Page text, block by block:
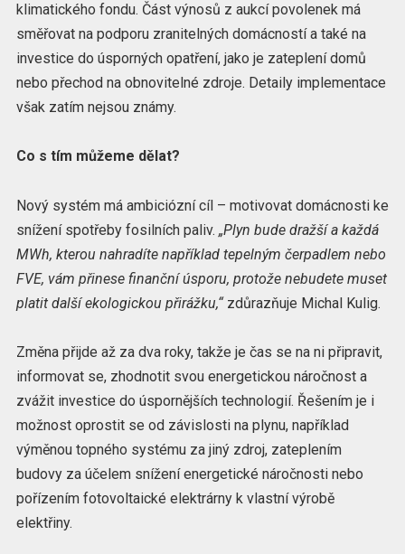
klimatického fondu. Část výnosů z aukcí povolenek má
směřovat na podporu zranitelných domácností a také na
investice do úsporných opatření, jako je zateplení domů
nebo přechod na obnovitelné zdroje. Detaily implementace
však zatím nejsou známy.
Co s tím můžeme dělat?
Nový systém má ambiciózní cíl – motivovat domácnosti ke
snížení spotřeby fosilních paliv. „Plyn bude dražší a každá
MWh, kterou nahradíte například tepelným čerpadlem nebo
FVE, vám přinese finanční úsporu, protože nebudete muset
platit další ekologickou přirážku,“zdůrazňuje Michal Kulig.
Změna přijde až za dva roky, takže je čas se na ni připravit,
informovat se, zhodnotit svou energetickou náročnost a
zvážit investice do úspornějších technologií. Řešením je i
možnost oprostit se od závislosti na plynu, například
výměnou topného systému za jiný zdroj, zateplením
budovy za účelem snížení energetické náročnosti nebo
pořízením fotovoltaické elektrárny k vlastní výrobě
elektřiny.